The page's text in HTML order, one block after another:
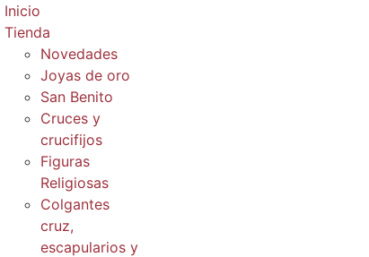
Inicio
Tienda
Novedades
Joyas de oro
San Benito
Cruces y
crucifijos
Figuras
Religiosas
Colgantes
cruz,
escapularios y